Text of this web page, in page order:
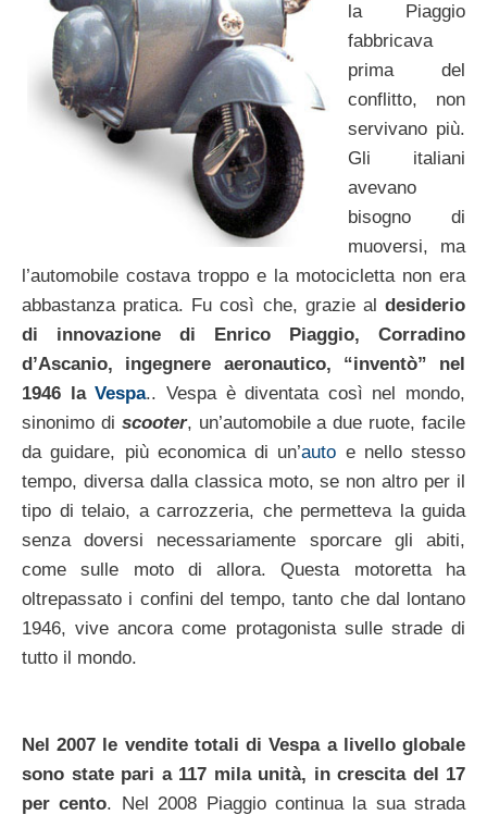
la Piaggio
fabbricava
prima del
conflitto, non
servivano più.
Gli italiani
avevano
bisogno di
muoversi, ma
l’automobile costava troppo e la motocicletta non era
abbastanza pratica. Fu così che, grazie al desiderio
di innovazione di Enrico Piaggio, Corradino
d’Ascanio, ingegnere aeronautico, “inventò” nel
1946 laVespa.. Vespa è diventata così nel mondo,
sinonimo di scooter, un’automobile a due ruote, facile
da guidare, più economica di un’auto e nello stesso
tempo, diversa dalla classica moto, se non altro per il
tipo di telaio, a carrozzeria, che permetteva la guida
senza doversi necessariamente sporcare gli abiti,
come sulle moto di allora. Questa motoretta ha
oltrepassato i confini del tempo, tanto che dal lontano
1946, vive ancora come protagonista sulle strade di
tutto il mondo.
Nel 2007 le vendite totali di Vespa a livello globale
sono state pari a 117 mila unità, in crescita del 17
per cento. Nel 2008 Piaggio continua la sua strada